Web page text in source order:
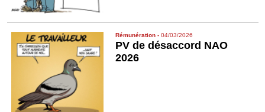
Rémunération -04/03/2026
PV de désaccord NAO
2026